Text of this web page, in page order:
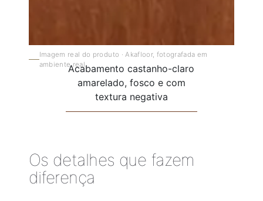
Imagem real do produto · Akafloor, fotografada em
ambiente real.Acabamento castanho-claro
amarelado, fosco e com
textura negativa
Os detalhes que fazem
diferença